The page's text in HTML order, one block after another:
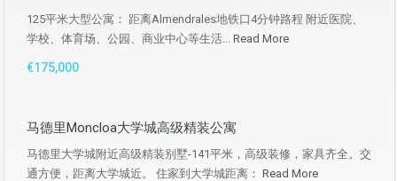
125平米大型公寓： 距离Almendrales地铁口4分钟路程 附近医院、
学校、体育场、公园、商业中心等生活... Read More
€175,000
马德里Moncloa大学城高级精装公寓
马德里大学城附近高级精装别墅-141平米，高级装修，家具齐全。交
通方便，距离大学城近。 住家到大学城距离： Read More